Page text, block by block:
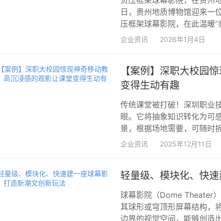
日，贵州地质博物馆迎来
压框架球幕影院，在此温暖
企业资讯 2026年1月4日
【案例】深职大校园
变得生动有趣
传统课堂被打破！深圳职业
眼。它将抽象知识转化为可
景，根据场地需要，可随时
企业资讯 2025年12月11日
轻量级、模块化、快
球幕影院（Dome Theater
其球形或穹顶形屏幕结构，
边界的视觉空间，能够创造